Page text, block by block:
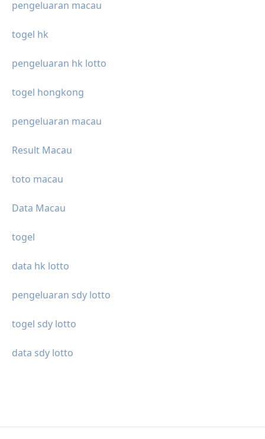
pengeluaran macau
togel hk
pengeluaran hk lotto
togel hongkong
pengeluaran macau
Result Macau
toto macau
Data Macau
togel
data hk lotto
pengeluaran sdy lotto
togel sdy lotto
data sdy lotto